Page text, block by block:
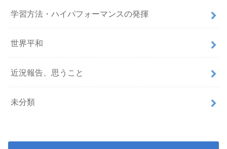
学習方法・ハイパフォーマンスの発揮
世界平和
近況報告、思うこと
未分類